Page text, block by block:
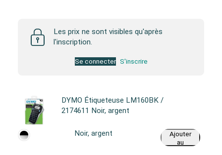
Les prix ne sont visibles qu'après
l'inscription.
Se connecter S'inscrire
DYMO Étiqueteuse LM160BK /
2174611 Noir, argent
Noir, argent
Ajouter
au